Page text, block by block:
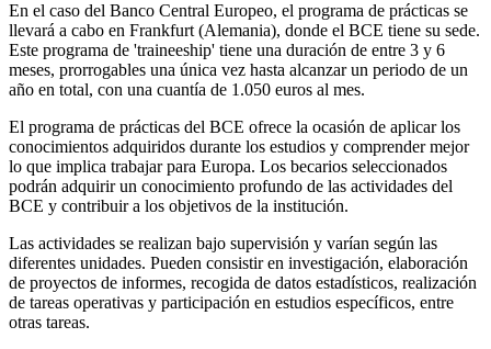
En el caso del Banco Central Europeo, el programa de prácticas se
llevará a cabo en Frankfurt (Alemania), donde el BCE tiene su sede.
Este programa de 'traineeship' tiene una duración de entre 3 y 6
meses, prorrogables una única vez hasta alcanzar un periodo de un
año en total, con una cuantía de 1.050 euros al mes.
El programa de prácticas del BCE ofrece la ocasión de aplicar los
conocimientos adquiridos durante los estudios y comprender mejor
lo que implica trabajar para Europa. Los becarios seleccionados
podrán adquirir un conocimiento profundo de las actividades del
BCE y contribuir a los objetivos de la institución.
Las actividades se realizan bajo supervisión y varían según las
diferentes unidades. Pueden consistir en investigación, elaboración
de proyectos de informes, recogida de datos estadísticos, realización
de tareas operativas y participación en estudios específicos, entre
otras tareas.